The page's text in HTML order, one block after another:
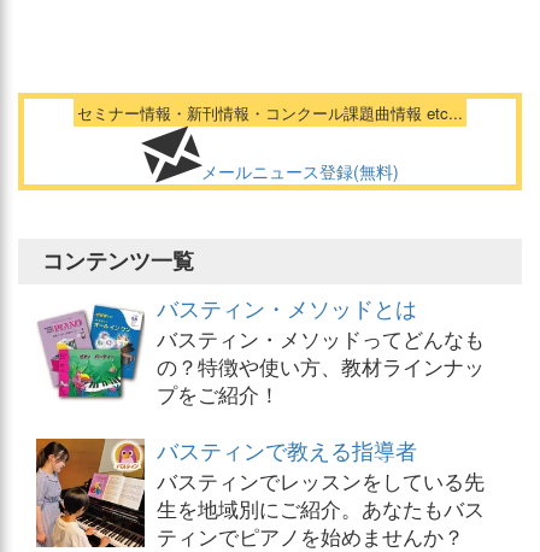
セミナー情報・新刊情報・コンクール課題曲情報 etc...
メールニュース登録(無料)
コンテンツ一覧
バスティン・メソッドとは
バスティン・メソッドってどんなも
の？特徴や使い方、教材ラインナッ
プをご紹介！
バスティンで教える指導者
バスティンでレッスンをしている先
生を地域別にご紹介。あなたもバス
ティンでピアノを始めませんか？